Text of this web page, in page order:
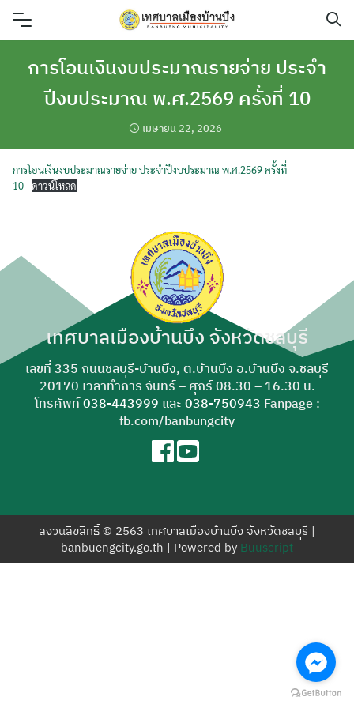
Skip
ค้นหา
สำหรับ:
การโอนเงินงบประมาณรายจ่าย ประจำ
ปีงบประมาณ พ.ศ.2569 ครั้งที่ 10
เมษายน 22, 2026
การโอนเงินงบประมาณรายจ่าย ประจำปีงบประมาณ พ.ศ.2569 ครั้งที่
10 ดาวน์โหลด
เทศบาลเมืองบ้านบึง จังหวัดชลบุรี
เลขที่ 335 ถนนชลบุรี-บ้านบึง, ต.บ้านบึง อ.บ้านบึง จ.ชลบุรี
20170 เวลาทำการ จันทร์ – ศุกร์ 08.30 – 16.30 น.
โทรศัพท์038-443999 และ 038-750943 Fanpage :
fb.com/banbungcity
สงวนลิขสิทธิ์ © 2563 เทศบาลเมืองบ้านบึง จังหวัดชลบุรี |
banbuengcity.go.th | Powered by Buuscript